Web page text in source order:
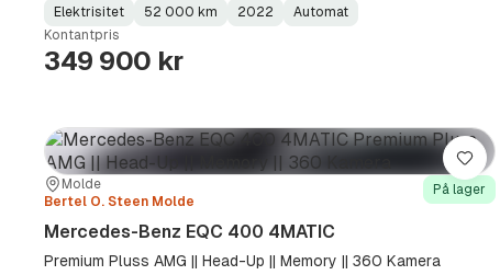
Fuel
Type:
Elektrisitet
Kilometerstand:
52 000 km
Model
Year:
2022
Gearbox
Type:
Automat
Kontantpris
349 900 kr
Sted:
Molde
Forhandler:
Bertel O. Steen Molde
På lager
Mercedes-Benz EQC 400 4MATIC
Premium Pluss AMG || Head-Up || Memory || 360 Kamera
Lagre